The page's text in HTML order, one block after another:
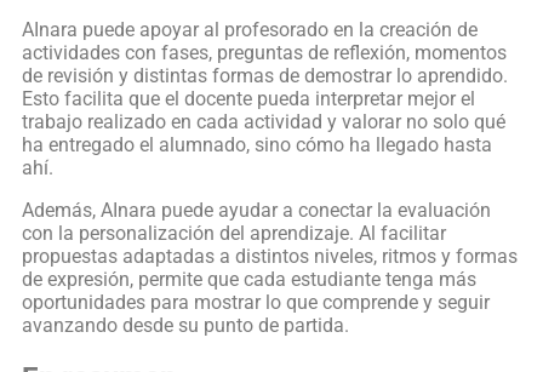
AInara puede apoyar al profesorado en la creación de
actividades con fases, preguntas de reflexión, momentos
de revisión y distintas formas de demostrar lo aprendido.
Esto facilita que el docente pueda interpretar mejor el
trabajo realizado en cada actividad y valorar no solo qué
ha entregado el alumnado, sino cómo ha llegado hasta
ahí.
Además, AInara puede ayudar a conectar la evaluación
con la personalización del aprendizaje. Al facilitar
propuestas adaptadas a distintos niveles, ritmos y formas
de expresión, permite que cada estudiante tenga más
oportunidades para mostrar lo que comprende y seguir
avanzando desde su punto de partida.